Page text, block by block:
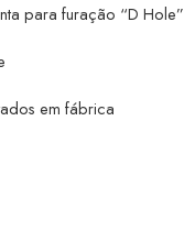
para furação “D Hole”
em fábrica